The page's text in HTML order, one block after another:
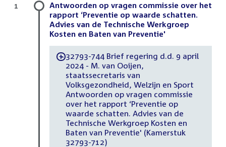
Antwoorden op vragen commissie over het
rapport ‘Preventie op waarde schatten.
Advies van de Technische Werkgroep
Kosten en Baten van Preventie'
-32793-744 Brief regering d.d. 9 april
2024 - M. van Ooijen,
staatssecretaris van
Volksgezondheid, Welzijn en Sport
Antwoorden op vragen commissie
over het rapport ‘Preventie op
waarde schatten. Advies van de
Technische Werkgroep Kosten en
Baten van Preventie' (Kamerstuk
32793-712)
1